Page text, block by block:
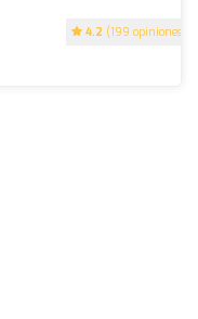
4.2 (199 opiniones)